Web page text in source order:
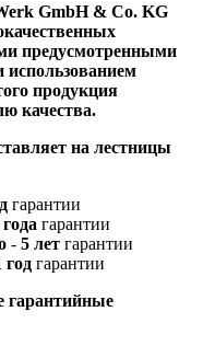
GmbH & Со. KG
предусмотренными
продукция
качества.
на лестницы
гарантии
гарантии
- 5 лет гарантии
год гарантии
гарантийные